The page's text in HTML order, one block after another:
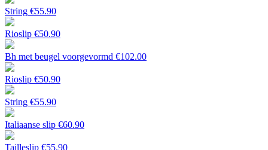
String €55.90
Rioslip €50.90
Bh met beugel voorgevormd €102.00
Rioslip €50.90
String €55.90
Italiaanse slip €60.90
Tailleslip €55.90